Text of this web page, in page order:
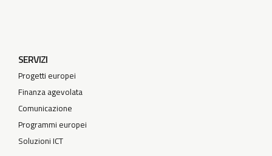
SERVIZI
Progetti europei
Finanza agevolata
Comunicazione
Programmi europei
Soluzioni ICT